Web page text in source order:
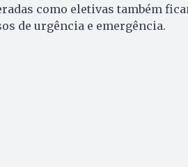
como eletivas também
de urgência e emergência.